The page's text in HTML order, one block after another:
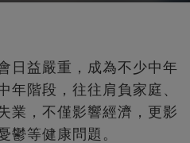
日益嚴重，成為不少中年
年階段，往往肩負家庭、
業，不僅影響經濟，更影
鬱等健康問題。